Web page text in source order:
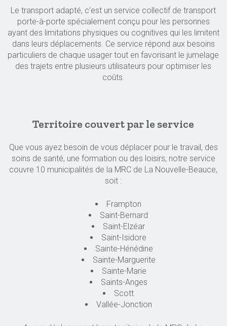
Le transport adapté, c’est un service collectif de transport
porte-à-porte spécialement conçu pour les personnes
ayant des limitations physiques ou cognitives qui les limitent
dans leurs déplacements. Ce service répond aux besoins
particuliers de chaque usager tout en favorisant le jumelage
des trajets entre plusieurs utilisateurs pour optimiser les
coûts.
Territoire couvert par le service
Que vous ayez besoin de vous déplacer pour le travail, des
soins de santé, une formation ou des loisirs, notre service
couvre 10 municipalités de la MRC de La Nouvelle-Beauce,
soit :
Frampton
Saint-Bernard
Saint-Elzéar
Saint-Isidore
Sainte-Hénédine
Sainte-Marguerite
Sainte-Marie
Saints-Anges
Scott
Vallée-Jonction